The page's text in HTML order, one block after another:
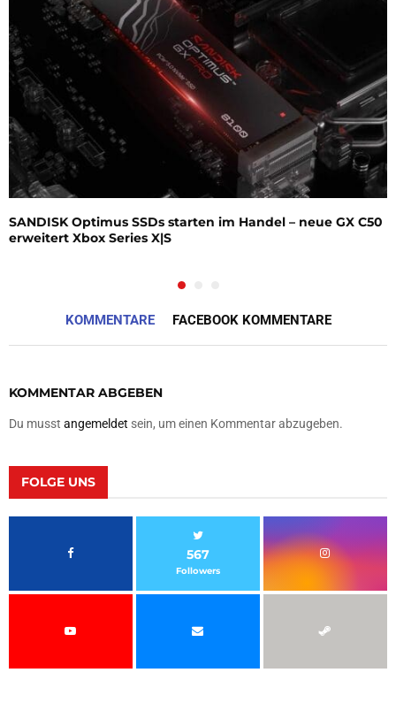
SANDISK Optimus SSDs starten im Handel – neue GX C50
erweitert Xbox Series X|S
KOMMENTARE FACEBOOK KOMMENTARE
KOMMENTAR ABGEBEN
Du musst angemeldet sein, um einen Kommentar abzugeben.
FOLGE UNS
567
Followers